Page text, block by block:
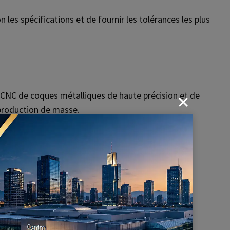
spécifications et de fournir les tolérances les plus
de coques métalliques de haute précision et de
de masse.